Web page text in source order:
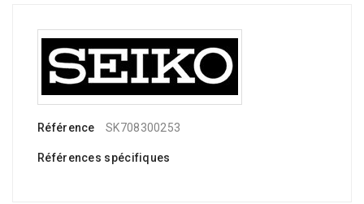
Référence SK708300253
Références spécifiques